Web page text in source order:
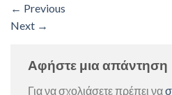
← Previous
Next →
Αφήστε μια απάντηση
Για να σχολιάσετε πρέπει να